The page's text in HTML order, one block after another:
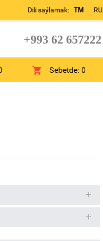
Dili saýlamak: TM RU
+993 62 657222
Sebetde:0